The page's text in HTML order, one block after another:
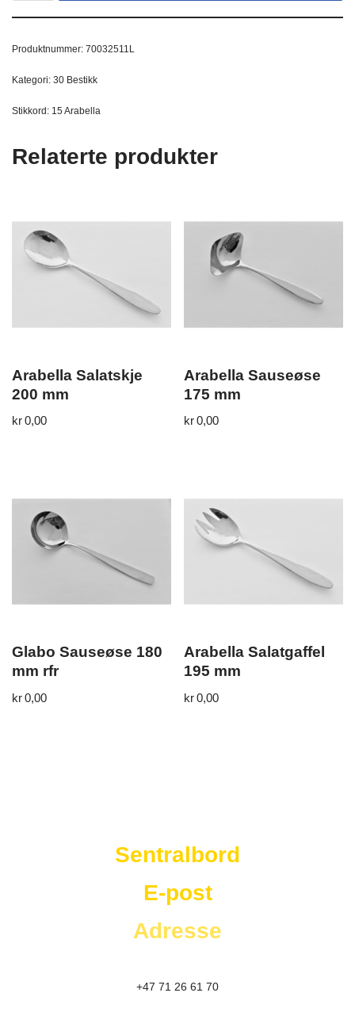
Produktnummer: 70032511L
Kategori: 30 Bestikk
Stikkord: 15 Arabella
Relaterte produkter
Arabella Salatskje
200 mm
kr0,00
Arabella Sauseøse
175 mm
kr0,00
Glabo Sauseøse 180
mm rfr
kr0,00
Arabella Salatgaffel
195 mm
kr0,00
Sentralbord
E-post
Adresse
+47 71 26 61 70